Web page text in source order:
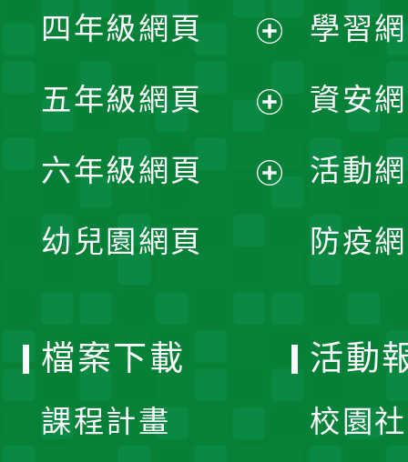
單
選
單
開
選
單
四年級網頁
開
選
五年級網頁
開
六年級網頁
幼兒園網頁
學習
資安
活動
防疫
檔案下載
課程計畫
活動
校園